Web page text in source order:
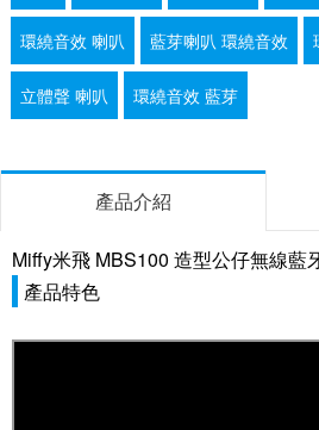
環繞音效 喇叭 藍芽喇叭 環繞音效
立體聲 喇叭 環繞音效 藍芽
產品介紹
Miffy米飛 MBS100 造型公仔無線藍
產品特色